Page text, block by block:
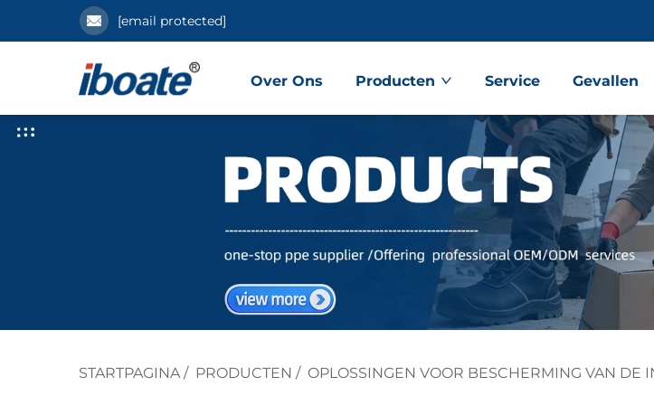
[email protected]
Over Ons Producten Service Gevallen
STARTPAGINA/ PRODUCTEN / OPLOSSINGEN VOOR BESCHERMING VAN DE